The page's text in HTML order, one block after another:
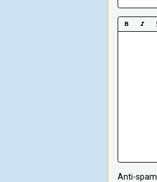
Anti-spam